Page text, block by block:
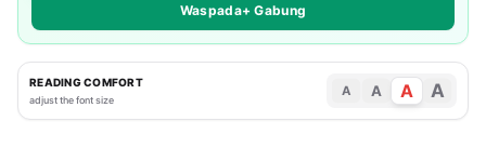
Waspada+ Gabung
READING COMFORT
adjust the font size
A A A A